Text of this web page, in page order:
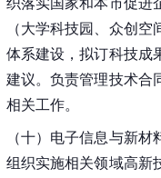
（大学科技园、众创
体系建设，拟订科技成
建议。负责管理技术合
相关工作。
（十）电子信息与新
组织实施相关领域高新